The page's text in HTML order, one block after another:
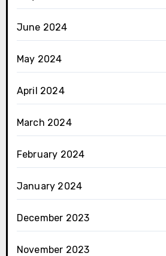
June 2024
May 2024
April 2024
March 2024
February 2024
January 2024
December 2023
November 2023